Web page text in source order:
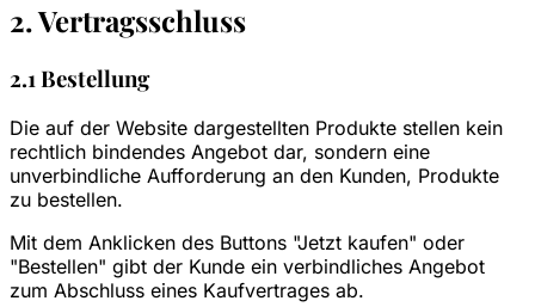
2. Vertragsschluss
2.1 Bestellung
Die auf der Website dargestellten Produkte stellen kein
rechtlich bindendes Angebot dar, sondern eine
unverbindliche Aufforderung an den Kunden, Produkte
zu bestellen.
Mit dem Anklicken des Buttons "Jetzt kaufen" oder
"Bestellen" gibt der Kunde ein verbindliches Angebot
zum Abschluss eines Kaufvertrages ab.